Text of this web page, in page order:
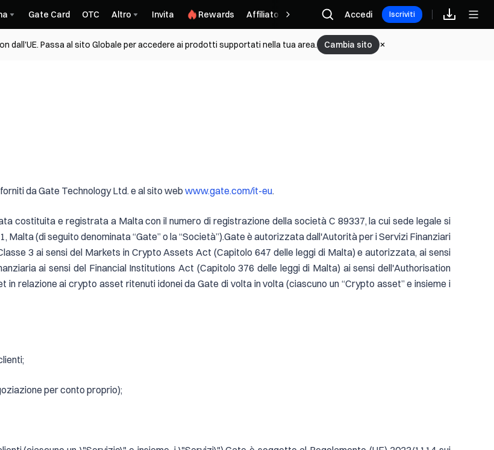
Gate Card OTC Altro Invita Rewards Affiliato Accedi Iscriviti
dall'UE. Passa al sito Globale per accedere ai prodotti supportati nella tua area. Cambia sito
da Gate Technology Ltd. e al sito web www.gate.com/it-eu.
costituita e registrata a Malta con il numero di registrazione della società C 89337, la cui sede legale si
Malta (di seguito denominata “Gate” o la “Società”).Gate è autorizzata dall'Autorità per i Servizi Finanziari
3 ai sensi del Markets in Crypto Assets Act (Capitolo 647 delle leggi di Malta) e autorizzata, ai sensi
ai sensi del Financial Institutions Act (Capitolo 376 delle leggi di Malta) ai sensi dell'Authorisation
relazione ai crypto asset ritenuti idonei da Gate di volta in volta (ciascuno un “Crypto asset” e insieme i
per conto proprio);